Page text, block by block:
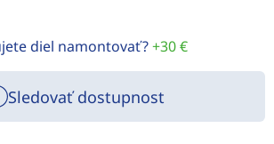
diel namontovať?+30 €
Sledovať dostupnost